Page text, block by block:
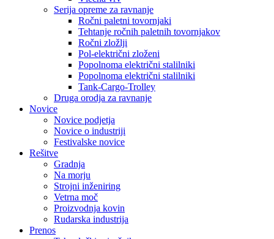
Serija opreme za ravnanje
Ročni paletni tovornjaki
Tehtanje ročnih paletnih tovornjakov
Ročni zložlji
Pol-električni zloženi
Popolnoma električni stalilniki
Popolnoma električni stalilniki
Tank-Cargo-Trolley
Druga orodja za ravnanje
Novice
Novice podjetja
Novice o industriji
Festivalske novice
Rešitve
Gradnja
Na morju
Strojni inženiring
Vetrna moč
Proizvodnja kovin
Rudarska industrija
Prenos